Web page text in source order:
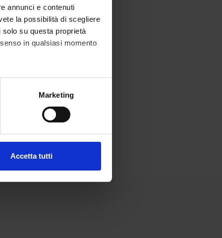
annunci e contenuti
la possibilità di scegliere
su questa proprietà
in qualsiasi momento
metro,Marketing
Accetta tutti